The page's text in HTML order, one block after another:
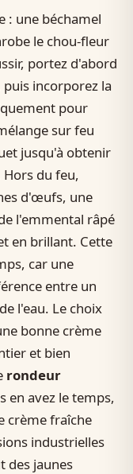
: une béchamel
le chou-fleur
portez d'abord
incorporez la
pour
sur feu
jusqu'à obtenir
Hors du feu,
d'œufs, une
l'emmental râpé
en brillant. Cette
car une
entre un
l'eau. Le choix
bonne crème
et bien
rondeur
en avez le temps,
crème fraîche
industrielles
des jaunes